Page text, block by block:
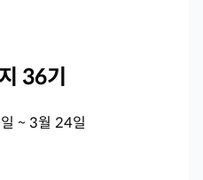
36기
~ 3월 24일